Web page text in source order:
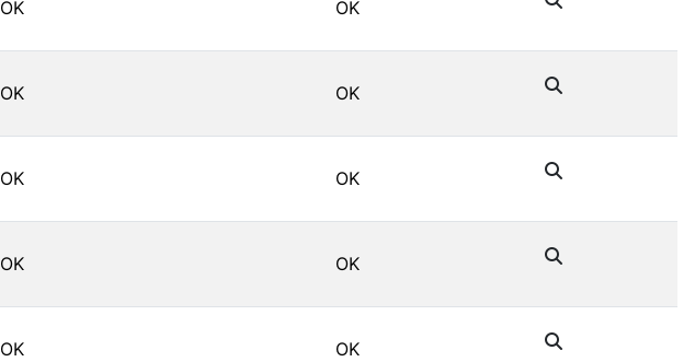
OK OK
OK OK
OK OK
OK OK
OK OK